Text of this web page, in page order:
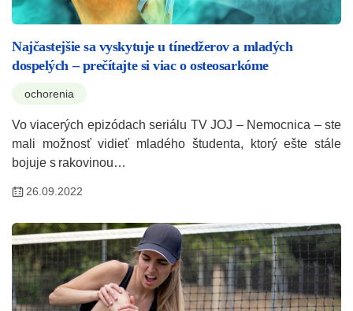
Najčastejšie sa vyskytuje u tínedžerov a mladých
dospelých – prečítajte si viac o osteosarkóme
ochorenia
Vo viacerých epizódach seriálu TV JOJ – Nemocnica – ste
mali možnosť vidieť mladého študenta, ktorý ešte stále
bojuje s rakovinou…
26.09.2022